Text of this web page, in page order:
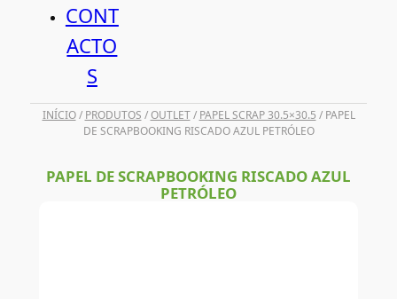
CONT
ACTO
S
INÍCIO/ PRODUTOS /OUTLET/ PAPEL SCRAP 30.5×30.5 / PAPEL
DE SCRAPBOOKING RISCADO AZUL PETRÓLEO
PAPEL DE SCRAPBOOKING RISCADO AZUL
PETRÓLEO